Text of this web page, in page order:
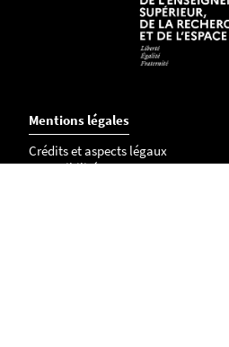
Mentions légales
Crédits et aspects légaux
Accessibilité